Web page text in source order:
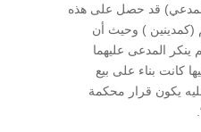
(المدعي) قد حصل على هذه
(كمدينين ) وحيث أن
ينكر المدعى عليهما
كانت بناء على بيع
(73504) وعليه يكون قرار محكمة